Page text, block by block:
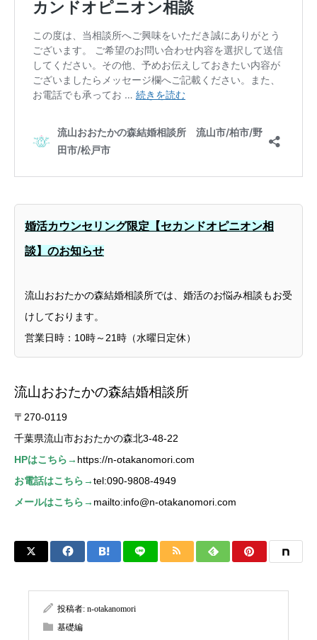
婚活カウンセリング限定【セカンドオピニオン相
談】のお知らせ
流山おおたかの森結婚相談所では、婚活のお悩み相談もお受
けしております。
営業日時：10時～21時（水曜日定休）
流山おおたかの森結婚相談所
〒270-0119
千葉県流山市おおたかの森北3-48-22
HPはこちら→ https://n-otakanomori.com
お電話はこちら→tel:090-9808-4949
メールはこちら→ mailto:info@n-otakanomori.com
投稿者: n-otakanomori
基礎編